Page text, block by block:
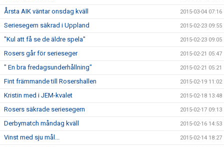
Årsta AIK väntar onsdag kväll 2015-03-04 07:16
Seriesegern säkrad i Uppland 2015-02-23 09:55
"Kul att få se de äldre spela" 2015-02-23 09:05
Rosers går för serieseger 2015-02-21 05:47
" En bra fredagsunderhållning" 2015-02-21 05:21
Fint främmande till Rosershallen 2015-02-19 11:02
Kristin med i JEM-kvalet 2015-02-18 13:48
Rosers säkrade seriesegern 2015-02-17 09:13
Derbymatch måndag kväll 2015-02-16 14:53
Vinst med sju mål... 2015-02-14 18:27